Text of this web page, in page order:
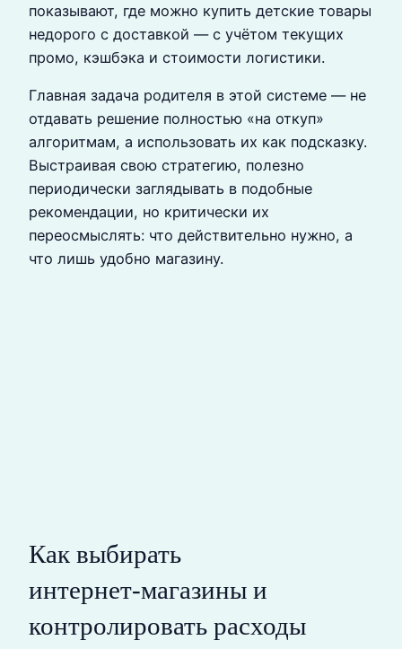
показывают, где можно купить детские товары
недорого с доставкой — с учётом текущих
промо, кэшбэка и стоимости логистики.
Главная задача родителя в этой системе — не
отдавать решение полностью «на откуп»
алгоритмам, а использовать их как подсказку.
Выстраивая свою стратегию, полезно
периодически заглядывать в подобные
рекомендации, но критически их
переосмыслять: что действительно нужно, а
что лишь удобно магазину.
Как выбирать
интернет‑магазины и
контролировать расходы